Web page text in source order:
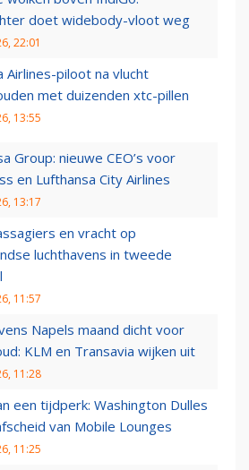
doet widebody-vloot weg
22:01
Airlines-piloot na vlucht
met duizenden xtc-pillen
13:55
Group: nieuwe CEO’s voor
en Lufthansa City Airlines
13:17
en vracht op
luchthavens in tweede
11:57
Napels maand dicht voor
KLM en Transavia wijken uit
11:28
een tijdperk: Washington Dulles
van Mobile Lounges
11:25